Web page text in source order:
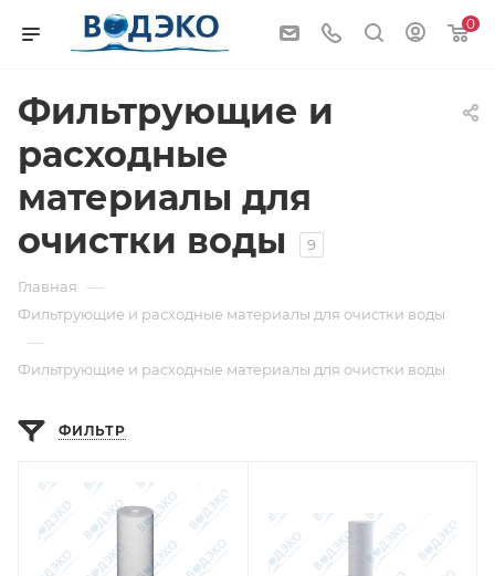
0
Фильтрующие и
расходные
материалы для
очистки воды
9
Главная —
Фильтрующие и расходные материалы для очистки воды
—
Фильтрующие и расходные материалы для очистки воды
ФИЛЬТР